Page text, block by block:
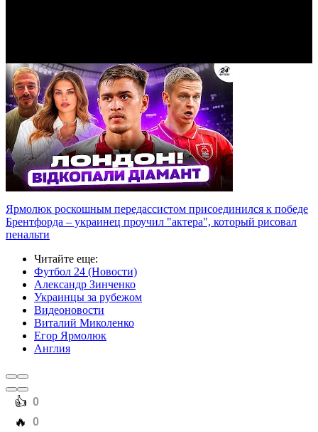
Ярмолюк роскошным передассистом присоединился к победе
Брентфорда – украинец проучил "актера", который рисовал
пенальти
Читайте еще:
Футбол 24 (Новости)
Александр Зинченко
Украинцы за рубежом
Видеоновости
Виталий Миколенко
Егор Ярмолюк
Англия
️👍 0
️🔥 0